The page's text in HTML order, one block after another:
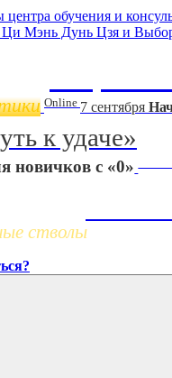
обучения и
Мэнь Дунь Цзя и
Online 7 сентября
к удаче»
новичков с «0»
стволы